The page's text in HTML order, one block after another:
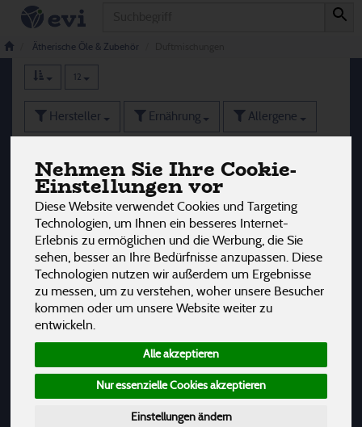
Nehmen Sie Ihre Cookie-
Einstellungen vor
Diese Website verwendet Cookies und Targeting
Technologien, um Ihnen ein besseres Internet-
Erlebnis zu ermöglichen und die Werbung, die Sie
sehen, besser an Ihre Bedürfnisse anzupassen. Diese
Technologien nutzen wir außerdem um Ergebnisse
zu messen, um zu verstehen, woher unsere Besucher
kommen oder um unsere Website weiter zu
entwickeln.
Alle akzeptieren
Nur essenzielle Cookies akzeptieren
Einstellungen ändern
Ätherische Öle & Zubehör
Duftmischungen
12
Hersteller Ernährung Allergene